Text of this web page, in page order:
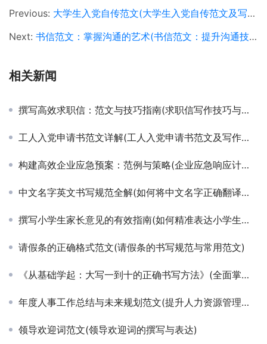
Previous: 大学生入党自传范文(大学生入党自传范文及写作指南)
Next: 书信范文：掌握沟通的艺术(书信范文：提升沟通技巧的有效途径)
相关新闻
撰写高效求职信：范文与技巧指南(求职信写作技巧与优秀范文实例解析)
工人入党申请书范文详解(工人入党申请书范文及写作指南)
构建高效企业应急预案：范例与策略(企业应急响应计划编制指南及实战范例分析)
中文名字英文书写规范全解(如何将中文名字正确翻译成英文格式以提升国际交流效率)
撰写小学生家长意见的有效指南(如何精准表达小学生家长对孩子教育的看法与建议)
请假条的正确格式范文(请假条的书写规范与常用范文)
《从基础学起：大写一到十的正确书写方法》(全面掌握汉字数字：大写一至十的标准书写规范)
年度人事工作总结与未来规划范文(提升人力资源管理效能的年度工作总结与策略展望)
领导欢迎词范文(领导欢迎词的撰写与表达)